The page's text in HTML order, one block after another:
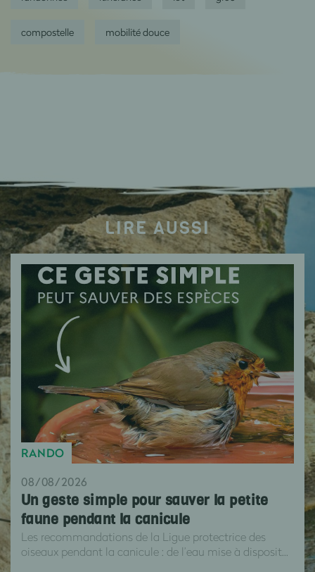
compostelle mobilité douce
LIRE AUSSI
RANDO
08/08/2026
Un geste simple pour sauver la petite
faune pendant la canicule
Les recommandations de la Ligue protectrice des
oiseaux pendant la canicule : de l’eau mise à disposit...